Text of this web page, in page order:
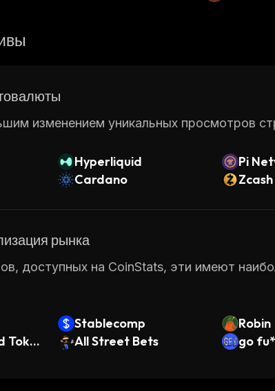
изменением уникальных просмотров
Hyperliquid Pi
Cardano Zcash
рынка
доступных на CoinStats, эти имеют
Stablecomp Robin
Toke
All Street Bets go